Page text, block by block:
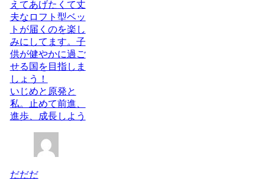
えてあげたくて丈
夫なロフト型ベッ
トが届くのを楽し
みにしてます。子
供が健やかに過ご
せる国を目指しま
しょう！
いじめと原発と
私。止めて前進、
進歩、成長しよう
だだだ